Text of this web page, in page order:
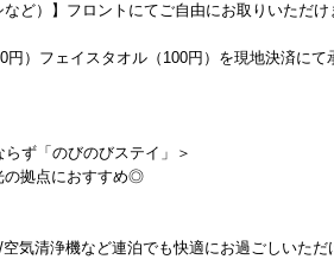
ど）】フロントにてご自由にお取りいただけ
）フェイスタオル（100円）を現地決済にて
ず「のびのびステイ」＞
の拠点におすすめ◎
気清浄機など連泊でも快適にお過ごしいただ